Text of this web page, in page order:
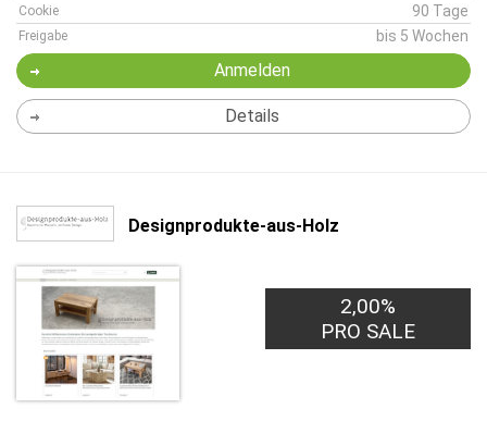
Cookie 90 Tage
Freigabe bis 5 Wochen
Anmelden
Details
Designprodukte-aus-Holz
2,00%
PRO SALE